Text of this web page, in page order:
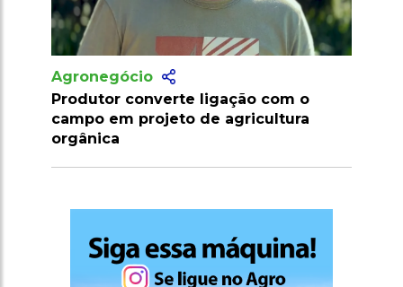
com o
Agronegócio
Marrocos suspende tarifas de
importação de carnes e ovinos até
2026